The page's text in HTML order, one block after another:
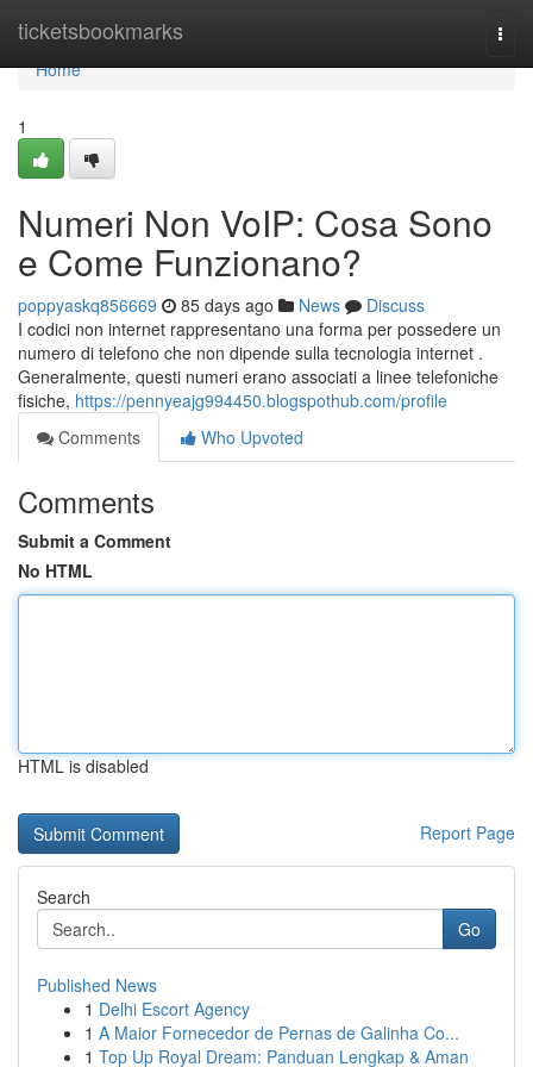
ticketsbookmarks
Home
Home
1
Numeri Non VoIP: Cosa Sono
e Come Funzionano?
poppyaskq856669 85 days ago News
Discuss
I codici non internet rappresentano una forma per possedere un
numero di telefono che non dipende sulla tecnologia internet .
Generalmente, questi numeri erano associati a linee telefoniche
fisiche, https://pennyeajg994450.blogspothub.com/profile
Comments
Who Upvoted
Comments
Submit a Comment
No HTML
HTML is disabled
Report Page
Search
Go
Published News
1 Delhi Escort Agency
1 A Maior Fornecedor de Pernas de Galinha Co...
1 Top Up Royal Dream: Panduan Lengkap & Aman